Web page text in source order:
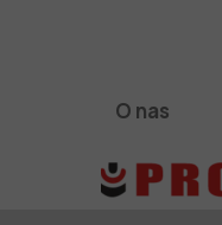
O nas